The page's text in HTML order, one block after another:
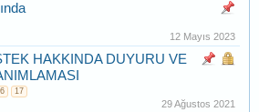
12 Mayıs 2023
HAKKINDA DUYURU VE
17
29 Ağustos 2021